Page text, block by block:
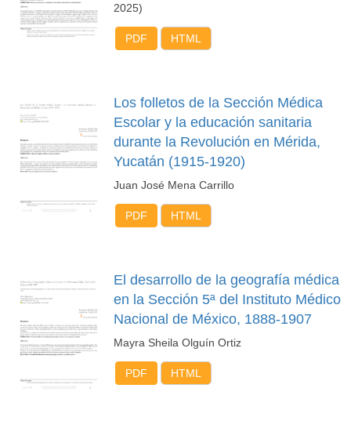
2025)
PDF HTML
Los folletos de la Sección Médica
Escolar y la educación sanitaria
durante la Revolución en Mérida,
Yucatán (1915-1920)
Juan José Mena Carrillo
PDF HTML
El desarrollo de la geografía médica
en la Sección 5ª del Instituto Médico
Nacional de México, 1888-1907
Mayra Sheila Olguín Ortiz
PDF HTML